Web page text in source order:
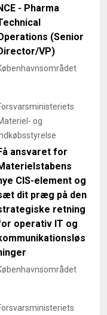
- Pharma
(Senior
VP)
og
ansvaret for
CIS-element og
dit præg på den
retning
operativ IT og